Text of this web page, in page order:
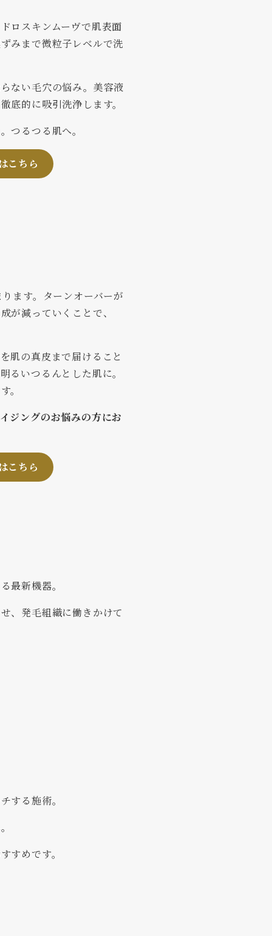
ロスキンムーヴで肌表面
みまで微粒子レベルで洗
ない毛穴の悩み。美容液
底的に吸引洗浄します。
つるつる肌へ。
こちら
ます。ターンオーバーが
が減っていくことで、
肌の真皮まで届けること
るいつるんとした肌に。
。
ジングのお悩みの方にお
こちら
最新機器。
、発毛組織に働きかけて
する施術。
すめです。